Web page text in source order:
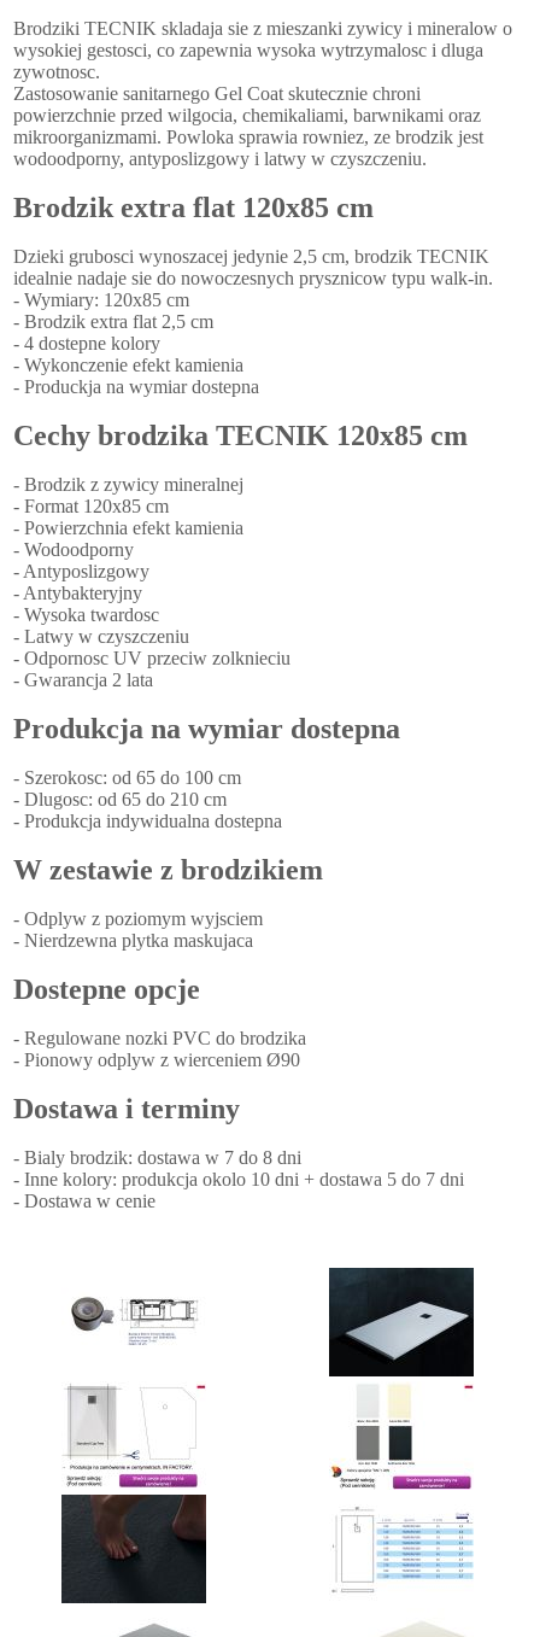
Brodziki TECNIK skladaja sie z mieszanki zywicy i mineralow o
wysokiej gestosci, co zapewnia wysoka wytrzymalosc i dluga
zywotnosc.
Zastosowanie sanitarnego Gel Coat skutecznie chroni
powierzchnie przed wilgocia, chemikaliami, barwnikami oraz
mikroorganizmami. Powloka sprawia rowniez, ze brodzik jest
wodoodporny, antyposlizgowy i latwy w czyszczeniu.
Brodzik extra flat 120x85 cm
Dzieki grubosci wynoszacej jedynie 2,5 cm, brodzik TECNIK
idealnie nadaje sie do nowoczesnych prysznicow typu walk-in.
- Wymiary: 120x85 cm
- Brodzik extra flat 2,5 cm
- 4 dostepne kolory
- Wykonczenie efekt kamienia
- Produckja na wymiar dostepna
Cechy brodzika TECNIK 120x85 cm
- Brodzik z zywicy mineralnej
- Format 120x85 cm
- Powierzchnia efekt kamienia
- Wodoodporny
- Antyposlizgowy
- Antybakteryjny
- Wysoka twardosc
- Latwy w czyszczeniu
- Odpornosc UV przeciw zolknieciu
- Gwarancja 2 lata
Produkcja na wymiar dostepna
- Szerokosc: od 65 do 100 cm
- Dlugosc: od 65 do 210 cm
- Produkcja indywidualna dostepna
W zestawie z brodzikiem
- Odplyw z poziomym wyjsciem
- Nierdzewna plytka maskujaca
Dostepne opcje
- Regulowane nozki PVC do brodzika
- Pionowy odplyw z wierceniem Ø90
Dostawa i terminy
- Bialy brodzik: dostawa w 7 do 8 dni
- Inne kolory: produkcja okolo 10 dni + dostawa 5 do 7 dni
- Dostawa w cenie